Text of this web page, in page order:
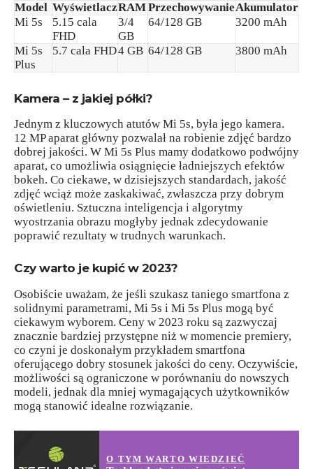
Model WyświetlaczRAMPrzechowywanieAkumulator
Mi 5s
5.15 cala
FHD
3/4
GB
64/128 GB 3200 mAh
Mi 5s
Plus
5.7 cala FHD4 GB 64/128 GB 3800 mAh
Kamera – z jakiej półki?
Jednym z kluczowych atutów Mi 5s, była jego kamera.
12 MP aparat główny pozwalał na robienie zdjęć bardzo
dobrej jakości. W Mi 5s Plus mamy dodatkowo podwójny
aparat, co umożliwia osiągnięcie ładniejszych efektów
bokeh. Co ciekawe, w dzisiejszych standardach, jakość
zdjęć wciąż może zaskakiwać, zwłaszcza przy dobrym
oświetleniu. Sztuczna inteligencja i algorytmy
wyostrzania obrazu mogłyby jednak zdecydowanie
poprawić rezultaty w trudnych warunkach.
Czy warto je kupić w 2023?
Osobiście uważam, że jeśli szukasz taniego smartfona z
solidnymi parametrami, Mi 5s i Mi 5s Plus mogą być
ciekawym wyborem. Ceny w 2023 roku są zazwyczaj
znacznie bardziej przystępne niż w momencie premiery,
co czyni je doskonałym przykładem smartfona
oferującego dobry stosunek jakości do ceny. Oczywiście,
możliwości są ograniczone w porównaniu do nowszych
modeli, jednak dla mniej wymagających użytkowników
mogą stanowić idealne rozwiązanie.
O TYM WARTO WIEDZIEĆ